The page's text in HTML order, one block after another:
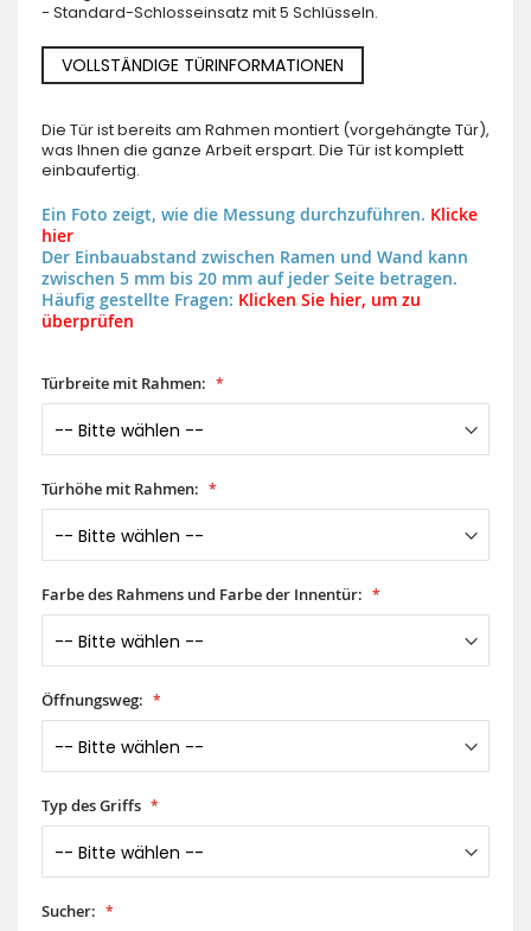
- Standard-Schlosseinsatz mit 5 Schlüsseln.
VOLLSTÄNDIGE TÜRINFORMATIONEN
Die Tür ist bereits am Rahmen montiert (vorgehängte Tür),
was Ihnen die ganze Arbeit erspart. Die Tür ist komplett
einbaufertig.
Ein Foto zeigt, wie die Messung durchzuführen. Klicke
hier
Der Einbauabstand zwischen Ramen und Wand kann
zwischen 5 mm bis 20 mm auf jeder Seite betragen.
Häufig gestellte Fragen: Klicken Sie hier, um zu
überprüfen
Türbreite mit Rahmen:
Türhöhe mit Rahmen:
Farbe des Rahmens und Farbe der Innentür:
Öffnungsweg:
Typ des Griffs
Sucher: